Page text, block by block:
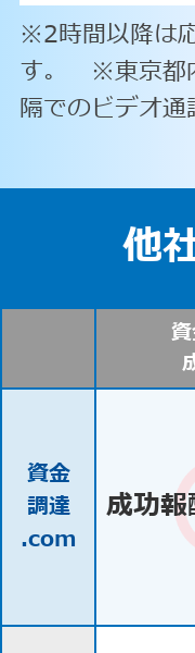
※2時間以降は
す。 ※東京都
隔でのビデオ通
他
資金
調達
.com
成功報